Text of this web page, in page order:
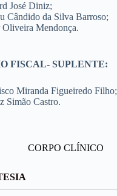
José Diniz;
Cândido da Silva Barroso;
Mendonça.
FISCAL- SUPLENTE:
Miranda Figueiredo Filho;
Simão Castro.
CORPO CLÍNICO